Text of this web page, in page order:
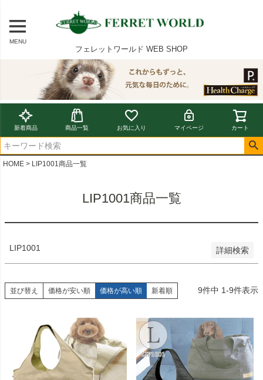
MENU
フェレットワールド WEB SHOP
新着商品 商品一覧 お気に入り マイページ カート
HOME LIP1001商品一覧
LIP1001商品一覧
LIP1001 詳細検索
在庫なし商品
在庫なし商品を表示しない
商品番号/JANコード
並び順
新着順
登録順
価格が安い順
価格が高い順
キーワードヒット順
検索
並び替え 価格が安い順 価格が高い順 新着順 9件中 1-9件表示